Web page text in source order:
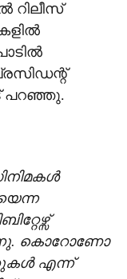
റിലീസ്
പറഞ്ഞു.
കൊറോണോ
എന്ന്